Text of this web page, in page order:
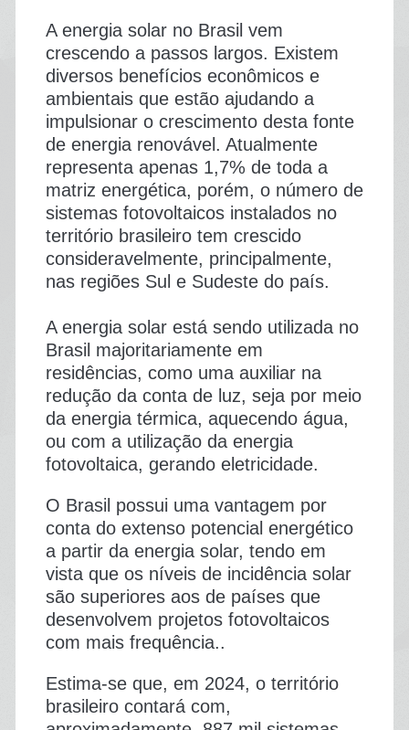
A energia solar no Brasil vem
crescendo a passos largos. Existem
diversos benefícios econômicos e
ambientais que estão ajudando a
impulsionar o crescimento desta fonte
de energia renovável. Atualmente
representa apenas 1,7% de toda a
matriz energética, porém, o número de
sistemas fotovoltaicos instalados no
território brasileiro tem crescido
consideravelmente, principalmente,
nas regiões Sul e Sudeste do país.
A energia solar está sendo utilizada no
Brasil majoritariamente em
residências, como uma auxiliar na
redução da conta de luz, seja por meio
da energia térmica, aquecendo água,
ou com a utilização da energia
fotovoltaica, gerando eletricidade.
O Brasil possui uma vantagem por
conta do extenso potencial energético
a partir da energia solar, tendo em
vista que os níveis de incidência solar
são superiores aos de países que
desenvolvem projetos fotovoltaicos
com mais frequência..
Estima-se que, em 2024, o território
brasileiro contará com,